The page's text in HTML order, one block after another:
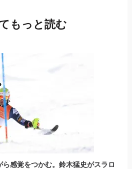
もっと読む
感覚をつかむ。鈴木猛史がスラロ